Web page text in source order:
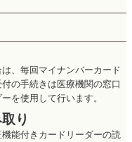
、毎回マイナンバーカード
の手続きは医療機関の窓口
を使用して行います。
り
能付きカードリーダーの読